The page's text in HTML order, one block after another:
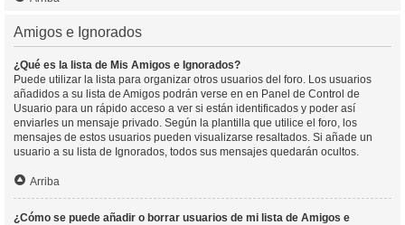
Amigos e Ignorados
¿Qué es la lista de Mis Amigos e Ignorados?
Puede utilizar la lista para organizar otros usuarios del foro. Los usuarios
añadidos a su lista de Amigos podrán verse en en Panel de Control de
Usuario para un rápido acceso a ver si están identificados y poder así
enviarles un mensaje privado. Según la plantilla que utilice el foro, los
mensajes de estos usuarios pueden visualizarse resaltados. Si añade un
usuario a su lista de Ignorados, todos sus mensajes quedarán ocultos.
Arriba
¿Cómo se puede añadir o borrar usuarios de mi lista de Amigos e